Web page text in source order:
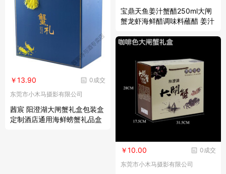
0成交
￥13.90
东莞市小木马摄影有限公司
莤宸 阳澄湖大闸蟹礼盒包装盒
定制酒店通用海鲜螃蟹礼品盒
宝鼎天鱼姜汁蟹醋250ml大闸
蟹龙虾海鲜醋调味料蘸醋 姜汁
0成交
￥10.00
东莞市小木马摄影有限公司